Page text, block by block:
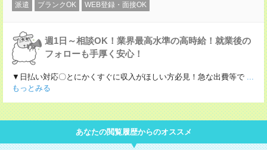
派遣 ブランクOK WEB登録・面接OK
週1日～相談OK！業界最高水準の高時給！就業後の
フォローも手厚く安心！
▼日払い対応〇とにかくすぐに収入がほしい方必見！急な出費等で ...
もっとみる
あなたの閲覧履歴からのオススメ